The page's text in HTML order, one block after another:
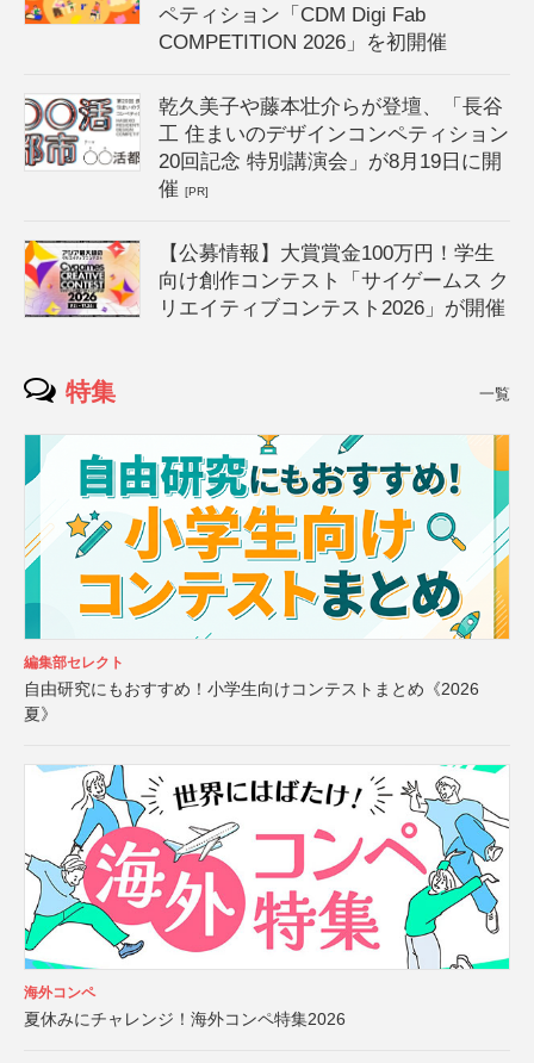
ペティション「CDM Digi Fab
COMPETITION 2026」を初開催
乾久美子や藤本壮介らが登壇、「長谷
工 住まいのデザインコンペティション
20回記念 特別講演会」が8月19日に開
催[PR]
【公募情報】大賞賞金100万円！学生
向け創作コンテスト「サイゲームス ク
リエイティブコンテスト2026」が開催
特集 一覧
編集部セレクト
自由研究にもおすすめ！小学生向けコンテストまとめ《2026
夏》
海外コンペ
夏休みにチャレンジ！海外コンペ特集2026